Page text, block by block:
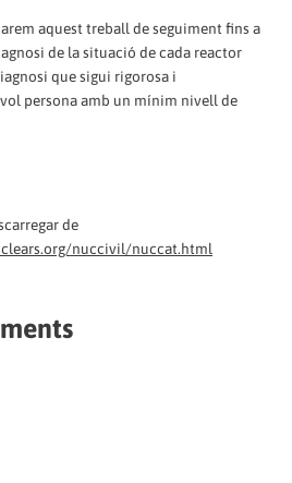
aquest treball de seguiment fins a
de la situació de cada reactor
que sigui rigorosa i
persona amb un mínim nivell de
de
nuccivil/nuccat.html